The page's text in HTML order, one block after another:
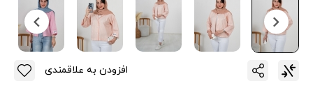
افزودن به علاقمندی